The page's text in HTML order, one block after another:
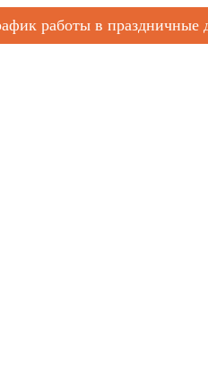
работы в праздничные